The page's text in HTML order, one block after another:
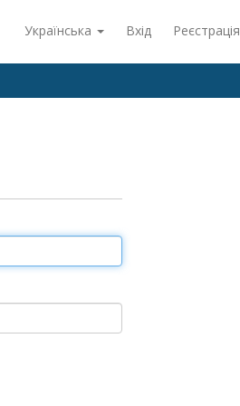
Українська Вхід Реєстрація